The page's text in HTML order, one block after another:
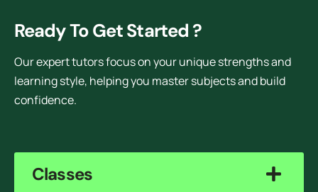
Ready To Get Started ?
Our expert tutors focus on your unique strengths and
learning style, helping you master subjects and build
confidence.
Classes